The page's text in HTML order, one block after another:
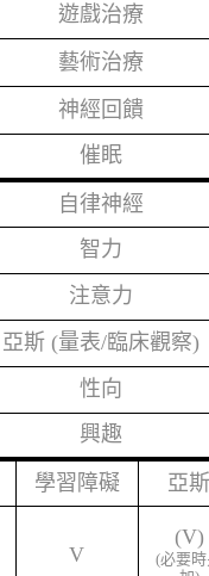
遊戲治療
藝術治療
神經回饋
催眠
自律神經
智力
注意力
亞斯 (量表/臨床觀察)
性向
興趣
學習障礙 亞
V
(V)
(必要